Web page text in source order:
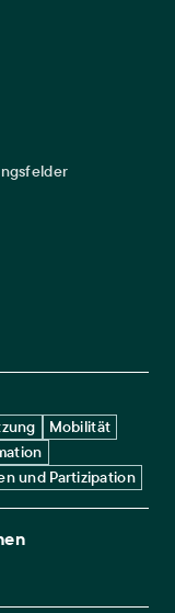
Mobilität
und Partizipation